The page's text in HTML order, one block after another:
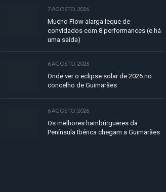
7 AGOSTO, 2026
Mucho Flow alarga leque de
convidados com 8 performances (e há
uma saída)
6 AGOSTO, 2026
Onde ver o eclipse solar de 2026 no
concelho de Guimarães
6 AGOSTO, 2026
Os melhores hambúrgueres da
Península Ibérica chegam a Guimarães